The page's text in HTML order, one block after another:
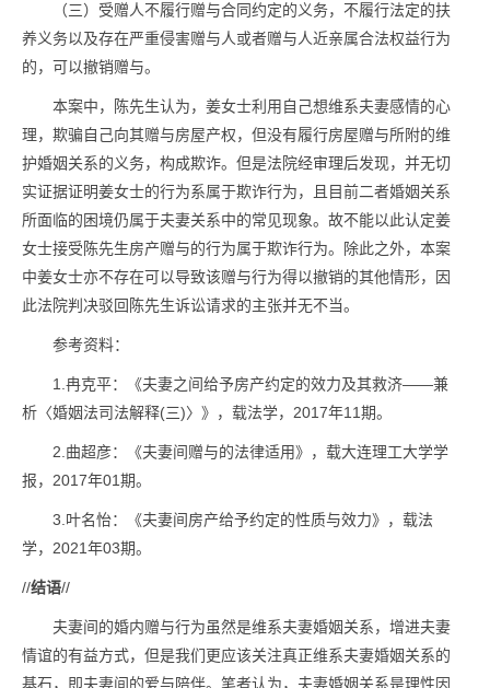
（三）受赠人不履行赠与合同约定的义务，不履行法定的扶
养义务以及存在严重侵害赠与人或者赠与人近亲属合法权益行为
的，可以撤销赠与。
本案中，陈先生认为，姜女士利用自己想维系夫妻感情的心
理，欺骗自己向其赠与房屋产权，但没有履行房屋赠与所附的维
护婚姻关系的义务，构成欺诈。但是法院经审理后发现，并无切
实证据证明姜女士的行为系属于欺诈行为，且目前二者婚姻关系
所面临的困境仍属于夫妻关系中的常见现象。故不能以此认定姜
女士接受陈先生房产赠与的行为属于欺诈行为。除此之外，本案
中姜女士亦不存在可以导致该赠与行为得以撤销的其他情形，因
此法院判决驳回陈先生诉讼请求的主张并无不当。
参考资料：
1.冉克平：《夫妻之间给予房产约定的效力及其救济——兼
析〈婚姻法司法解释(三)〉》，载法学，2017年11期。
2.曲超彦：《夫妻间赠与的法律适用》，载大连理工大学学
报，2017年01期。
3.叶名怡：《夫妻间房产给予约定的性质与效力》，载法
学，2021年03期。
//结语//
夫妻间的婚内赠与行为虽然是维系夫妻婚姻关系，增进夫妻
情谊的有益方式，但是我们更应该关注真正维系夫妻婚姻关系的
基石，即夫妻间的爱与陪伴。笔者认为，夫妻婚姻关系是理性因